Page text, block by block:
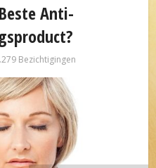
Anti-
Bezichtigingen